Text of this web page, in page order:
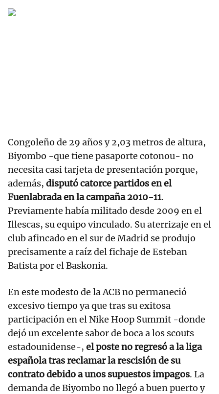
Congoleño de 29 años y 2,03 metros de altura,
Biyombo -que tiene pasaporte cotonou- no
necesita casi tarjeta de presentación porque,
además, disputó catorce partidos en el
Fuenlabrada en la campaña 2010-11.
Previamente había militado desde 2009 en el
Illescas, su equipo vinculado. Su aterrizaje en el
club afincado en el sur de Madrid se produjo
precisamente a raíz del fichaje de Esteban
Batista por el Baskonia.
En este modesto de la ACB no permaneció
excesivo tiempo ya que tras su exitosa
participación en el Nike Hoop Summit -donde
dejó un excelente sabor de boca a los scouts
estadounidense-, el poste no regresó a la liga
española tras reclamar la rescisión de su
contrato debido a unos supuestos impagos. La
demanda de Biyombo no llegó a buen puerto y